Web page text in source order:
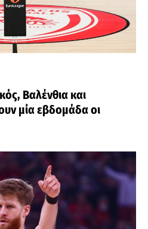
Βαλένθια και
μία εβδομάδα οι